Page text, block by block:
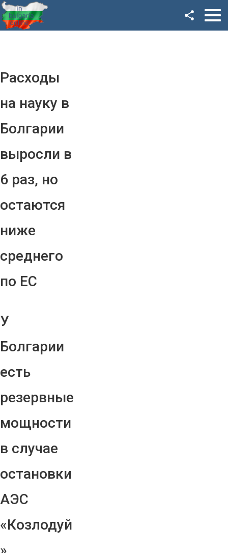
Расходы
на науку в
Болгарии
выросли в
6 раз, но
остаются
ниже
среднего
по ЕС
У
Болгарии
есть
резервные
мощности
в случае
остановки
АЭС
«Козлодуй